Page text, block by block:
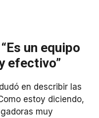
un equipo
efectivo”
en describir las
estoy diciendo,
muy